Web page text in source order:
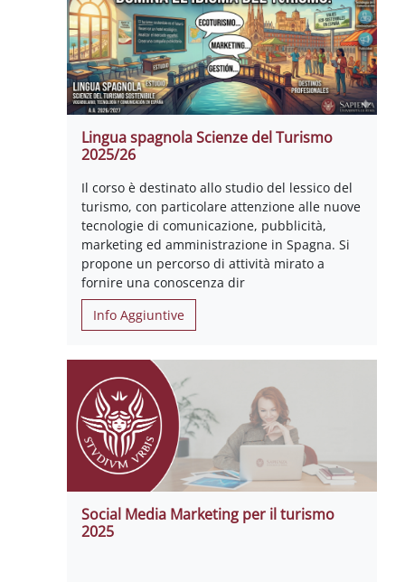
Lingua spagnola Scienze del Turismo
2025/26
Il corso è destinato allo studio del lessico del
turismo, con particolare attenzione alle nuove
tecnologie di comunicazione, pubblicità,
marketing ed amministrazione in Spagna. Si
propone un percorso di attività mirato a
fornire una conoscenza dir
Info Aggiuntive
Social Media Marketing per il turismo
2025